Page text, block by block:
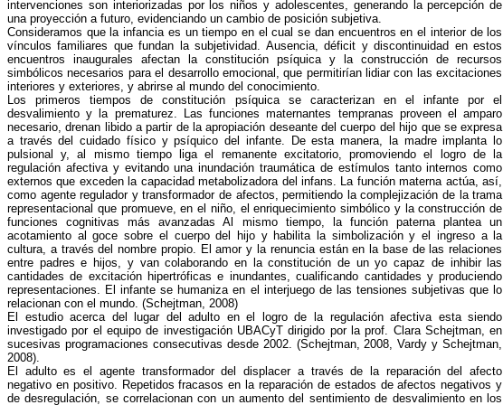
intervenciones son interiorizadas por los niños y adolescentes, generando la percepción de
una proyección a futuro, evidenciando un cambio de posición subjetiva.
Consideramos que la infancia es un tiempo en el cual se dan encuentros en el interior de los
vínculos familiares que fundan la subjetividad. Ausencia, déficit y discontinuidad en estos
encuentros inaugurales afectan la constitución psíquica y la construcción de recursos
simbólicos necesarios para el desarrollo emocional, que permitirían lidiar con las excitaciones
interiores y exteriores, y abrirse al mundo del conocimiento.
Los primeros tiempos de constitución psíquica se caracterizan en el infante por el
desvalimiento y la prematurez. Las funciones maternantes tempranas proveen el amparo
necesario, drenan libido a partir de la apropiación deseante del cuerpo del hijo que se expresa
a través del cuidado físico y psíquico del infante. De esta manera, la madre implanta lo
pulsional y, al mismo tiempo liga el remanente excitatorio, promoviendo el logro de la
regulación afectiva y evitando una inundación traumática de estímulos tanto internos como
externos que exceden la capacidad metabolizadora del infans. La función materna actúa, así,
como agente regulador y transformador de afectos, permitiendo la complejización de la trama
representacional que promueve, en el niño, el enriquecimiento simbólico y la construcción de
funciones cognitivas más avanzadas Al mismo tiempo, la función paterna plantea un
acotamiento al goce sobre el cuerpo del hijo y habilita la simbolización y el ingreso a la
cultura, a través del nombre propio. El amor y la renuncia están en la base de las relaciones
entre padres e hijos, y van colaborando en la constitución de un yo capaz de inhibir las
cantidades de excitación hipertróficas e inundantes, cualificando cantidades y produciendo
representaciones. El infante se humaniza en el interjuego de las tensiones subjetivas que lo
relacionan con el mundo. (Schejtman, 2008)
El estudio acerca del lugar del adulto en el logro de la regulación afectiva esta siendo
investigado por el equipo de investigación UBACyT dirigido por la prof. Clara Schejtman, en
sucesivas programaciones consecutivas desde 2002. (Schejtman, 2008, Vardy y Schejtman,
2008).
El adulto es el agente transformador del displacer a través de la reparación del afecto
negativo en positivo. Repetidos fracasos en la reparación de estados de afectos negativos y
de desregulación, se correlacionan con un aumento del sentimiento de desvalimiento en los